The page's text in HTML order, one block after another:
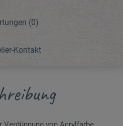
(0)
Kontakt